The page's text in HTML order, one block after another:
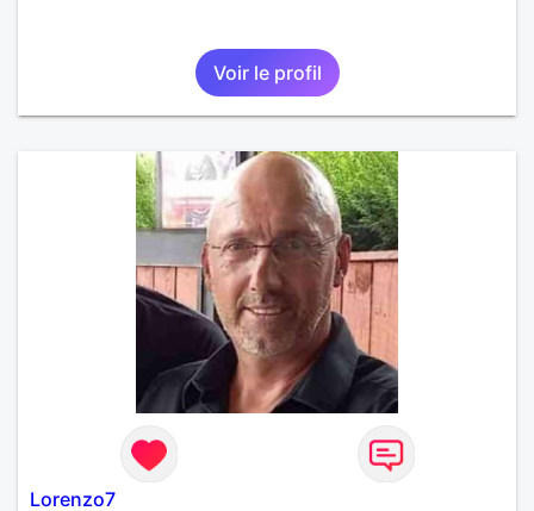
Voir le profil
Lorenzo7